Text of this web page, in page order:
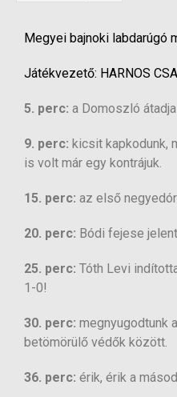
Megyei bajnoki labdarúgó
Játékvezető: HARNOS
5. perc: a Domoszló
9. perc: kicsit kapkodunk,
is volt már egy kontrájuk.
15. perc: az első
20. perc: Bódi fejese
25. perc: Tóth Levi
1-0!
30. perc: megnyugodtunk
betömörülő védők között.
36. perc: érik, érik a